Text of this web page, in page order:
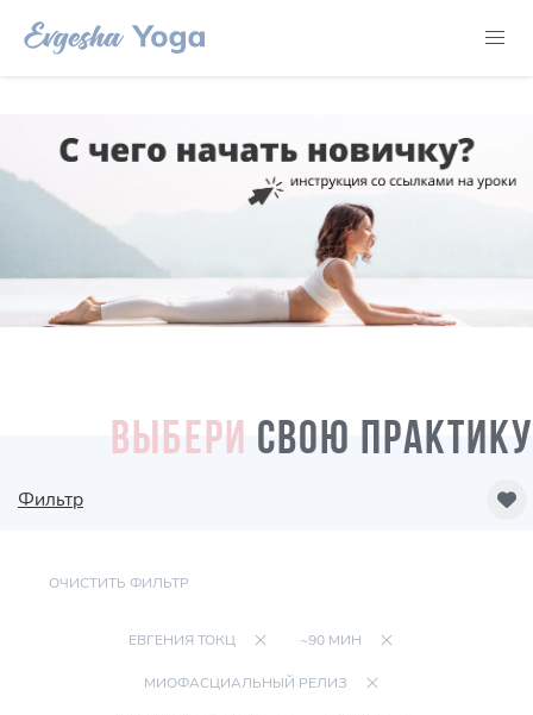
ВЫБЕРИ СВОЮ ПРАКТИКУ
Фильтр
ОЧИСТИТЬ ФИЛЬТР
ЕВГЕНИЯ ТОКЦ ~90 МИН
МИОФАСЦИАЛЬНЫЙ РЕЛИЗ